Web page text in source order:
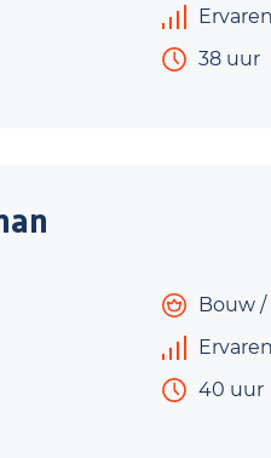
Ervaren
38 uur
Bouw /
Ervaren
40 uur